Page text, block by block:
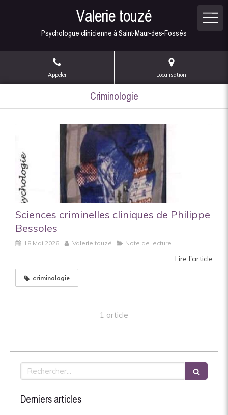
Valerie touzé
Psychologue clinicienne à Saint-Maur-des-Fossés
Appeler Localisation
Criminologie
Sciences criminelles cliniques de Philippe
Bessoles
18 Mai 2026 Valerie touzé Note de lecture
Lire l'article
criminologie
1 article
Rechercher
Derniers articles